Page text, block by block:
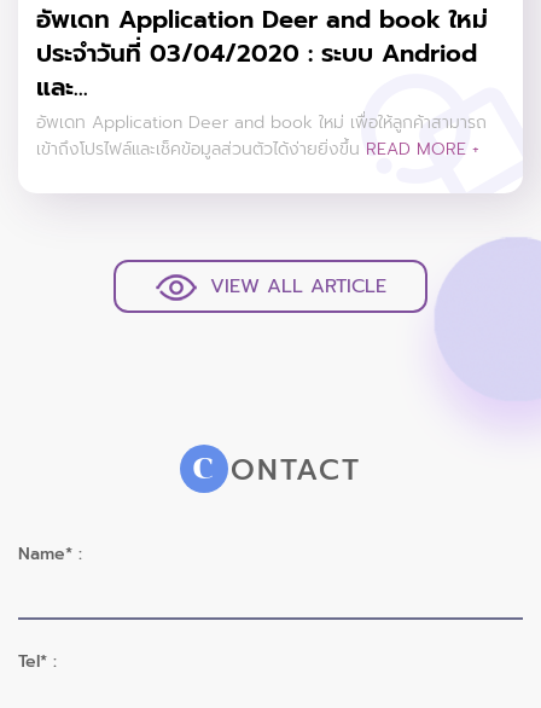
อัพเดท Application Deer and book ใหม่
ประจำวันที่ 03/04/2020 : ระบบ Andriod
และ...
อัพเดท Application Deer and book ใหม่ เพื่อให้ลูกค้าสามารถ
เข้าถึงโปรไฟล์และเช็คข้อมูลส่วนตัวได้ง่ายยิ่งขึ้น READ MORE +
VIEW ALL ARTICLE
C ONTACT
Name* :
Tel* :